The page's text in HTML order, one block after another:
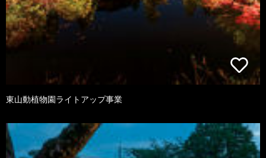
東山動植物園ライトアップ事業